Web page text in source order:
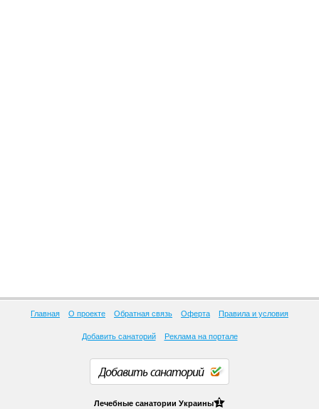
Главная О проекте Обратная связь Оферта Правила и условия
Добавить санаторий Реклама на портале
Лечебные санатории Украины 1
Добавить санаторий